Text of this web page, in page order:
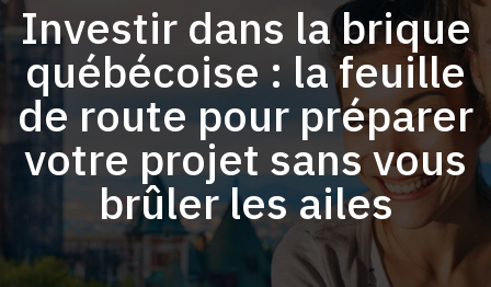
Investir dans la brique
québécoise : la feuille
de route pour préparer
votre projet sans vous
brûler les ailes